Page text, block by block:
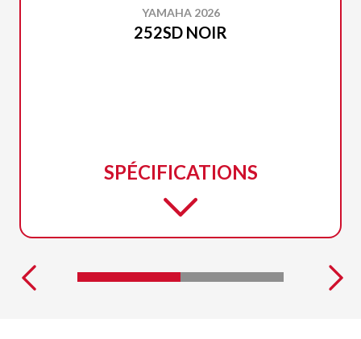
YAMAHA 2026
252SD NOIR
SPÉCIFICATIONS